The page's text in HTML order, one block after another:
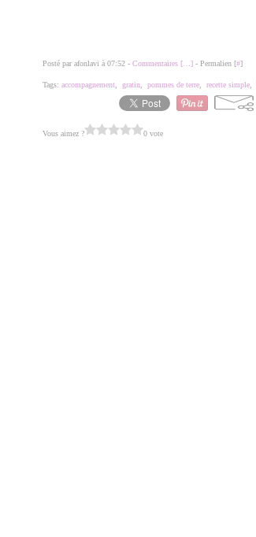
Posté par afonlavi à 07:52 - Commentaires [ ] - Permalien [#]
Tags: accompagnement gratin pommes de terre recette simple
Vous aimez ? 0 vote